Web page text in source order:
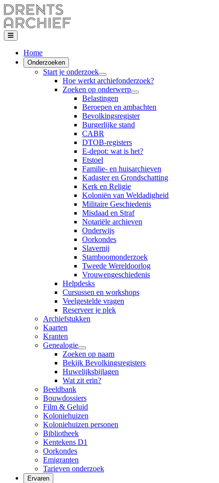
Home
Onderzoeken
Start je onderzoek
Hoe werkt archiefonderzoek?
Zoeken op onderwerp
Belastingen
Beroepen en ambachten
Bevolkingsregister
Burgerlijke stand
CABR
DTOB-registers
E-depot: wat is het?
Etstoel
Familie- en huisarchieven
Kadaster en Grondschatting
Kerk en Religie
Koloniën van Weldadigheid
Militaire Geschiedenis
Misdaad en Straf
Notariële archieven
Onderwijs
Oorkondes
Slavernij
Stamboomonderzoek
Tweede Wereldoorlog
Vrouwengeschiedenis
Helpdesks
Cursussen en workshops
Veelgestelde vragen
Reserveer je plek
Archiefstukken
Kaarten
Kranten
Genealogie
Zoeken op naam
Bekijk Bevolkingsregisters
Huwelijksbijlagen
Wat zit erin?
Beeldbank
Bouwdossiers
Film & Geluid
Koloniehuizen
Koloniehuizen personen
Bibliotheek
Kentekens D1
Oorkondes
Emigranten
Tarieven onderzoek
Ervaren